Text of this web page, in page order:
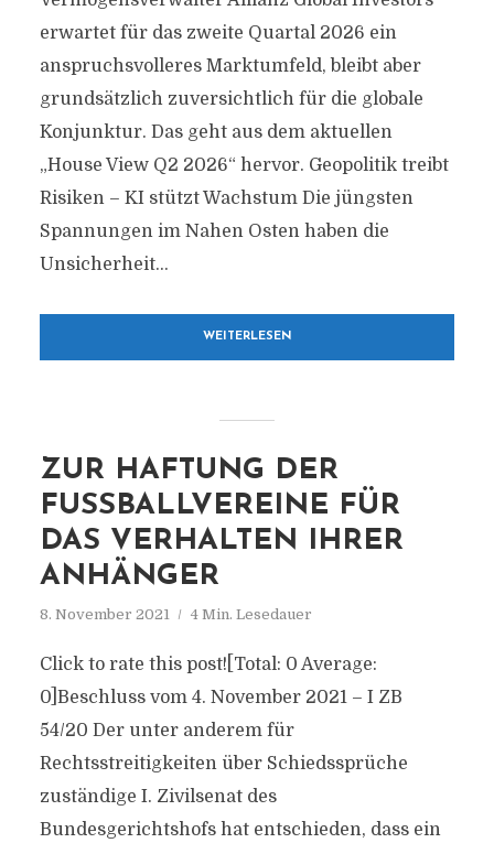
erwartet für das zweite Quartal 2026 ein
anspruchsvolleres Marktumfeld, bleibt aber
grundsätzlich zuversichtlich für die globale
Konjunktur. Das geht aus dem aktuellen
„House View Q2 2026“ hervor. Geopolitik treibt
Risiken – KI stützt Wachstum Die jüngsten
Spannungen im Nahen Osten haben die
Unsicherheit...
WEITERLESEN
ZUR HAFTUNG DER
FUSSBALLVEREINE FÜR D
AS VERHALTEN IHRER A
NHÄNGER
8. November 2021 4 Min. Lesedauer
Click to rate this post![Total: 0 Average:
0]Beschluss vom 4. November 2021 – I ZB
54/20 Der unter anderem für
Rechtsstreitigkeiten über Schiedssprüche
zuständige I. Zivilsenat des
Bundesgerichtshofs hat entschieden, dass ein